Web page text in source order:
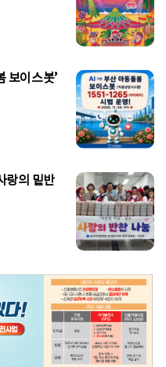
보이스봇’
랑의 밑반